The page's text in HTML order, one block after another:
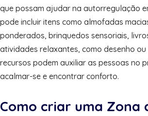
que possam ajudar na autorregulação
pode incluir itens como almofadas
ponderados, brinquedos sensoriais,
atividades relaxantes, como desenho ou
recursos podem auxiliar as pessoas no
acalmar-se e encontrar conforto.
Como criar uma Zona